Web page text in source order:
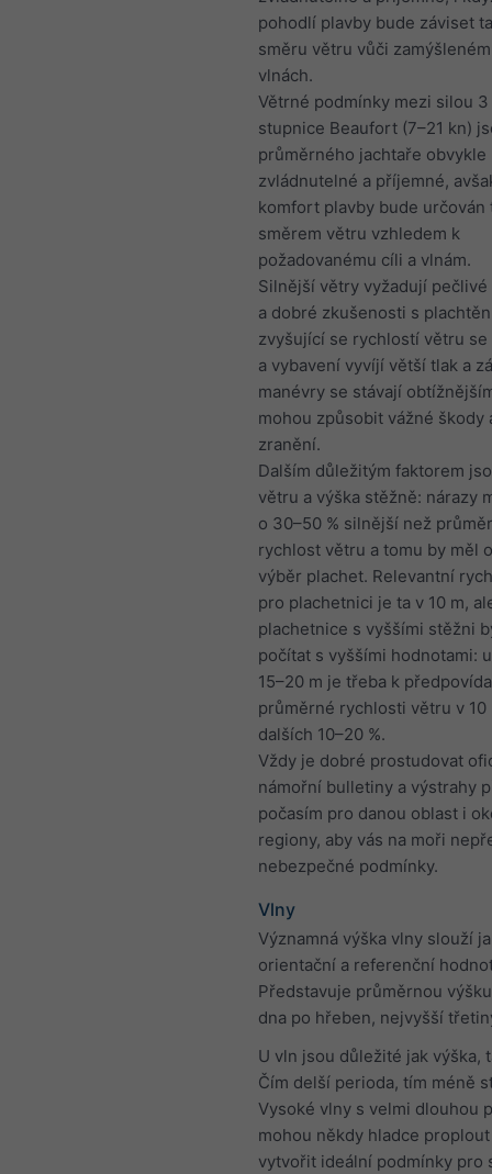
pohodlí plavby bude záviset
směru větru vůči
vlnách.
Větrné podmínky mezi silou 3
stupnice Beaufort (7–21 kn)
průměrného jachtaře obvykle
zvládnutelné a příjemné,
komfort plavby bude určován
směrem větru vzhledem k
požadovanému cíli a vlnám.
Silnější větry vyžadují
a dobré zkušenosti s
zvyšující se rychlostí větru se
a vybavení vyvíjí větší tlak a
manévry se stávají
mohou způsobit vážné škody
zranění.
Dalším důležitým faktorem
větru a výška stěžně: nárazy
o 30–50 % silnější než
rychlost větru a tomu by měl
výběr plachet. Relevantní
pro plachetnici je ta v 10 m,
plachetnice s vyššími stěžni
počítat s vyššími hodnotami:
15–20 m je třeba k
průměrné rychlosti větru v 10
dalších 10–20 %.
Vždy je dobré prostudovat
námořní bulletiny a výstrahy
počasím pro danou oblast i
regiony, aby vás na moři
nebezpečné podmínky.
Vlny
Významná výška vlny slouží
orientační a referenční
Představuje průměrnou
dna po hřeben, nejvyšší
U vln jsou důležité jak výška,
Čím delší perioda, tím méně
Vysoké vlny s velmi dlouhou
mohou někdy hladce
vytvořit ideální podmínky pro